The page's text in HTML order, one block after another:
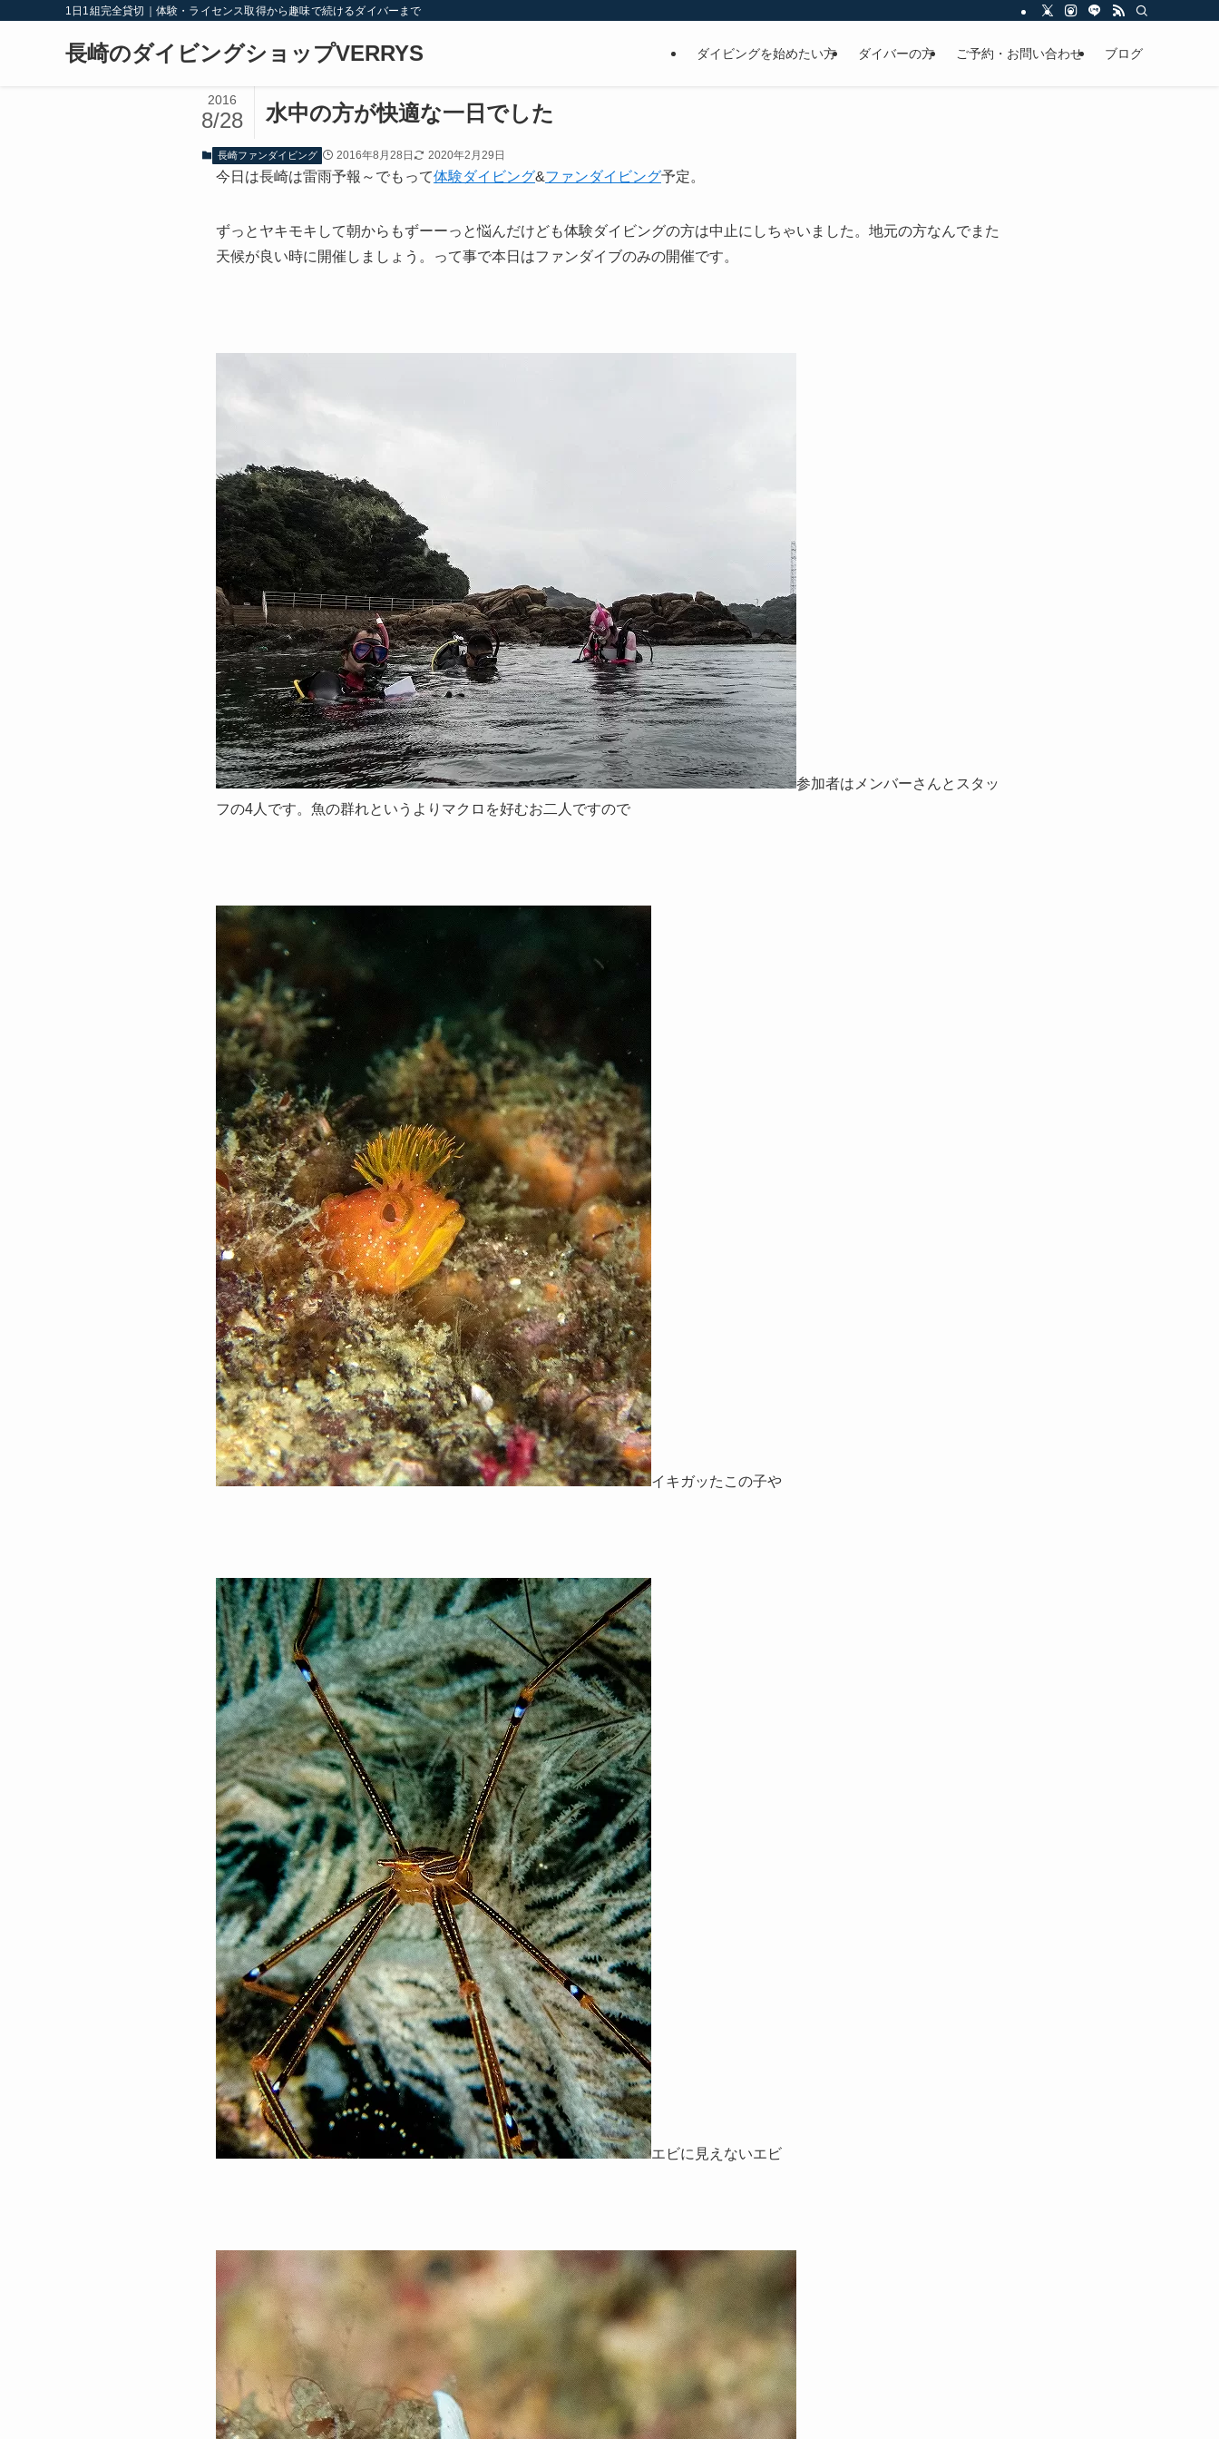
1日1組完全貸切｜体験・ライセンス取得から趣味で続けるダイバーまで
長崎のダイビングショップVERRYS ダイビングを始めたい方 ダイバーの方 ご予約・お問い合わせ ブログ
水中の方が快適な一日でした
2016
8/28
長崎ファンダイビング 2016年8月28日 2020年2月29日
今日は長崎は雷雨予報～でもって体験ダイビング&ファンダイビング予定。
ずっとヤキモキして朝からもずーーっと悩んだけども体験ダイビングの方は中止にしちゃいました。地元の方なんでまた
天候が良い時に開催しましょう。って事で本日はファンダイブのみの開催です。
参加者はメンバーさんとスタッ
フの4人です。魚の群れというよりマクロを好むお二人ですので
イキガッたこの子や
エビに見えないエビ